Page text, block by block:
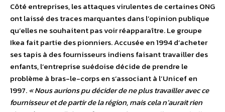
Côté entreprises, les attaques virulentes de certaines ONG
ont laissé des traces marquantes dans l’opinion publique
qu’elles ne souhaitent pas voir réapparaître. Le groupe
Ikea fait partie des pionniers. Accusée en 1994 d’acheter
ses tapis à des fournisseurs indiens faisant travailler des
enfants, l’entreprise suédoise décide de prendre le
problème à bras-le-corps en s’associant à l’Unicef en
1997.« Nous aurions pu décider de ne plus travailler avec ce
fournisseur et de partir de la région, mais cela n’aurait rien